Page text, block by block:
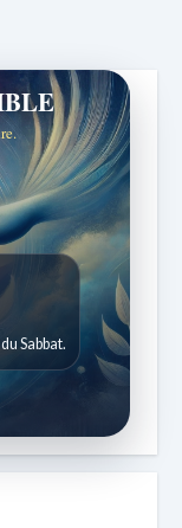
Sabbat.